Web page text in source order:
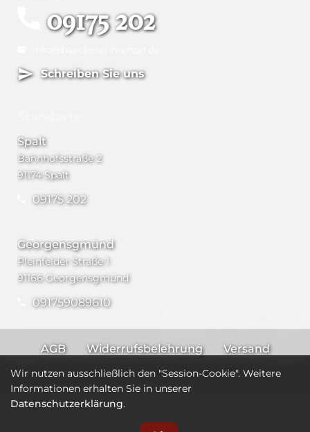
09175 202
Schreiben Sie uns
Spalt
Bahnhofsstraße 2
91174 Spalt
09175 202
Georgensgmünd
Pleinfelder Straße 1
91166 Georgensgmünd
091759089610
AGB Widerrufsbelehrung
Versand
Impressum
Datenschutz
Wir nutzen ausschließlich den "Session-Cookie". Weitere
Informationen erhalten Sie in unserer
Datenschutzerklärung.